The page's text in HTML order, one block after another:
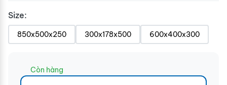
Size:
850x500x250 300x178x500 600x400x300
Còn hàng